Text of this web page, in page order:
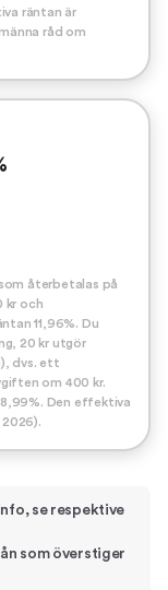
räntan är
råd om
återbetalas på
kr och
11,96%. Du
20 kr utgör
dvs. ett
om 400 kr.
Den effektiva
se respektive
som överstiger